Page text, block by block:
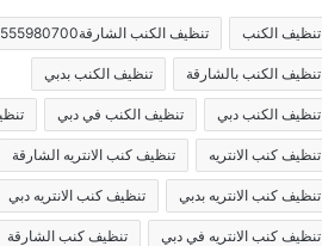
تنظيف الكنب تنظيف الكنب الشارقة0555980700
تنظيف الكنب بالشارقة تنظيف الكنب بدبي
تنظيف الكنب دبي تنظيف الكنب في دبي
تنظيف كنب الانتريه تنظيف كنب الانتريه الشارقة
تنظيف كنب الانتريه بدبي تنظيف كنب الانتريه دبي
تنظيف كنب الانتريه في دبي تنظيف كنب الشارقة